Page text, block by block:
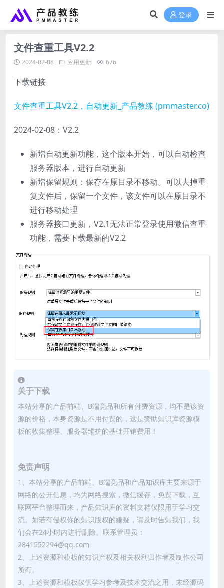
登录
文件查重工具V2.2
2024-02-08 应用更新 676
下载链接
文件查重工具V2.2，自动更新_产品教练 (pmmaster.co)
2024-02-08：V2.2
新增自动更新功能，这个版本开始，可以自动检查
服务器版本，进行自动更新
新增保留规则：保存在原目录不移动。可以去掉重
复文件后，保留一个文件，该文件可以在原目录不
进行移动处理
服务器接口更新，V2.1无法正常登录使用微信查重
功能，需要下载最新的V2.2
关于下载
本站分享的产品前端、B端竞品和所有付费资源，均不是该资
源的价格，本身资源是不用付费的，这是赞助知识库资源模
板的收集整理、服务器维护的基础开销费用！
免责声明
1、本站分享的产品前端、B端竞品和产品知识库主要来源于
网络的公开信息，均为网络搜索，微信缓存，免费下载，互
联网平台整理而来，产品知识库的资料文档仅限用于学习交
流。如若有侵权你的知识版权的嫌疑，请及时告知我们，我
们会在24小时内进行删除。联系管理员：
2841552294@qq.com
2、上述资源和模板的知识产权及相关权利归作者及制作公司
所有。
3、上述资源和模板仅供学习参考及技术交流之用，未经源码